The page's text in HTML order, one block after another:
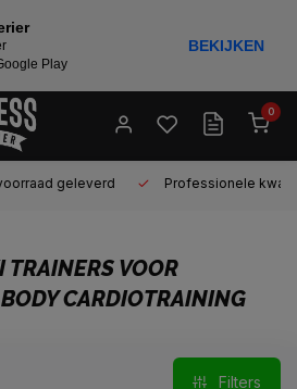
0
geleverd Professionele kwaliteit
VOOR
CARDIOTRAINING
Filters
Play
BEKIJKEN